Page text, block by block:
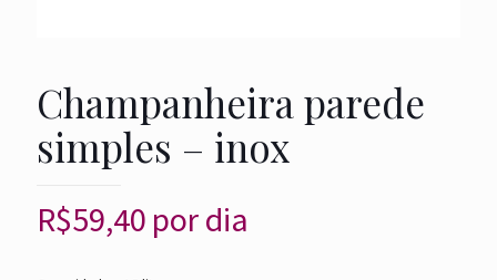
Champanheira parede
simples – inox
R$59,40 por dia